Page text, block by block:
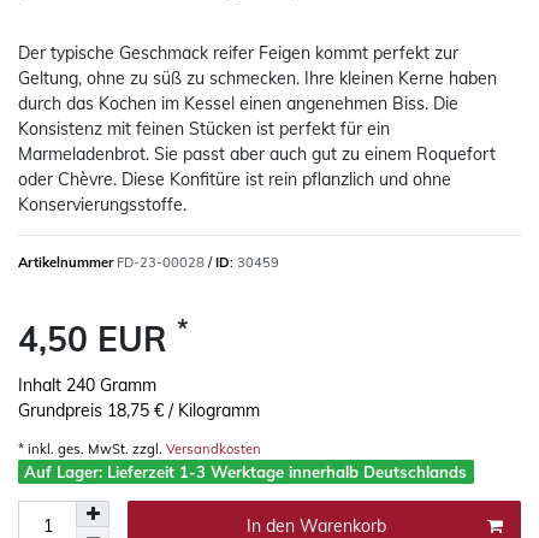
Der typische Geschmack reifer Feigen kommt perfekt zur
Geltung, ohne zu süß zu schmecken. Ihre kleinen Kerne haben
durch das Kochen im Kessel einen angenehmen Biss. Die
Konsistenz mit feinen Stücken ist perfekt für ein
Marmeladenbrot. Sie passt aber auch gut zu einem Roquefort
oder Chèvre. Diese Konfitüre ist rein pflanzlich und ohne
Konservierungsstoffe.
Artikelnummer FD-23-00028 /ID: 30459
4,50 EUR *
Inhalt 240 Gramm
Grundpreis 18,75 € / Kilogramm
* inkl. ges. MwSt. zzgl. Versandkosten
Auf Lager: Lieferzeit 1-3 Werktage innerhalb Deutschlands
In den Warenkorb